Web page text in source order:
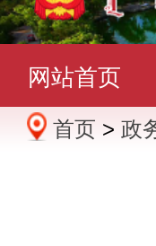
网站首页
办事服务
首页 > 政